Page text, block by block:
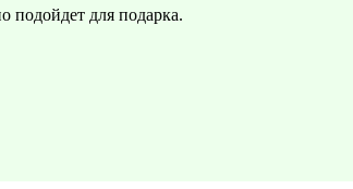
подойдет для подарка.